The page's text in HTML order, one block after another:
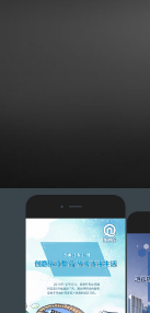
青岛地
H5特效